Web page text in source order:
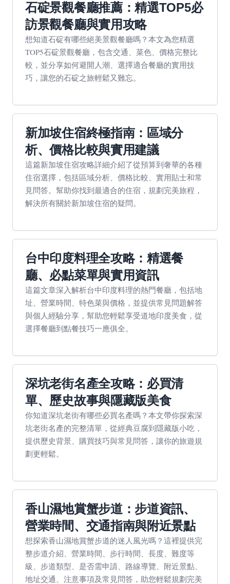
石碇景觀餐廳推薦：精選TOP5必
訪景觀餐廳與實用攻略
想知道石碇有哪些絕美景觀餐廳嗎？本文為您精選
TOP5石碇景觀餐廳，包含交通、菜色、價格完整比
較，並分享如何避開人潮、選擇適合餐廳的實用技
巧，讓您的石碇之旅輕鬆又難忘。
新加坡住宿終極指南：區域分
析、價格比較與實用建議
這篇新加坡住宿攻略詳細介紹了從預算到奢華的各種
住宿選擇，包括區域分析、價格比較、實用貼士和常
見問答。幫助你找到最適合的住宿，規劃完美旅程，
解決所有關於新加坡住宿的疑問。
台中印度料理全攻略：精選餐
廳、必點菜單與實用資訊
這篇文章深入解析台中印度料理的熱門餐廳，包括地
址、營業時間、特色菜與價格，並提供常見問題解答
與個人經驗分享，幫助您輕鬆享受道地印度美食，從
選擇餐廳到點餐技巧一應俱全。
深坑老街名產全攻略：必買清
單、歷史故事與隱藏版美食
你知道深坑老街有哪些必買名產嗎？本文帶你探索深
坑老街名產的完整清單，從經典豆腐到隱藏版小吃，
提供歷史背景、購買技巧與常見問答，讓你的旅遊規
劃更輕鬆。
香山濕地賞蟹步道：步道資訊、
營業時間、交通指南與附近景點
想探索香山濕地賞蟹步道的迷人風光嗎？這裡提供完
整步道介紹、營業時間、步行時間、長度、難度等
級、步道類型、是否需申請、路線導覽、附近景點、
地址交通、注意事項及常見問答，助您輕鬆規劃完美